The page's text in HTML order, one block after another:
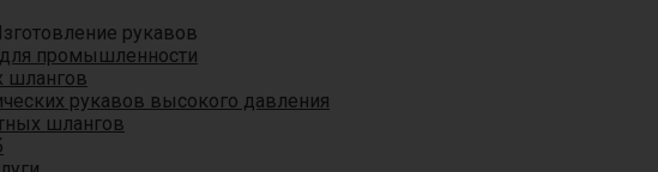
рукавов
промышленности
шлангов
рукавов высокого давления
шлангов